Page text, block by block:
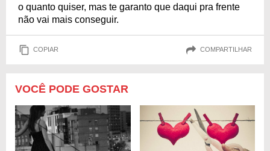
o quanto quiser, mas te garanto que daqui pra frente
não vai mais conseguir.
COPIAR COMPARTILHAR
VOCÊ PODE GOSTAR